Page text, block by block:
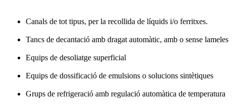
Canals de tot tipus, per la recollida de líquids i/o ferritxes.
Tancs de decantació amb dragat automàtic, amb o sense lameles
Equips de desoliatge superficial
Equips de dossificació de emulsions o solucions sintètiques
Grups de refrigeració amb regulació automàtica de temperatura